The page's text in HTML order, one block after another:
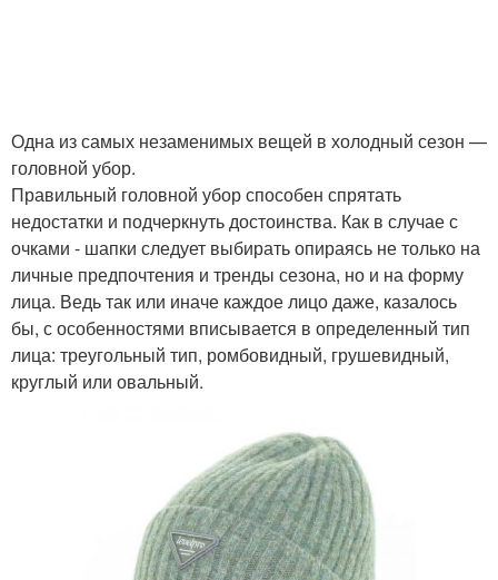
Одна из самых незаменимых вещей в холодный сезон —
головной убор.
Правильный головной убор способен спрятать
недостатки и подчеркнуть достоинства. Как в случае с
очками - шапки следует выбирать опираясь не только на
личные предпочтения и тренды сезона, но и на форму
лица. Ведь так или иначе каждое лицо даже, казалось
бы, с особенностями вписывается в определенный тип
лица: треугольный тип, ромбовидный, грушевидный,
круглый или овальный.